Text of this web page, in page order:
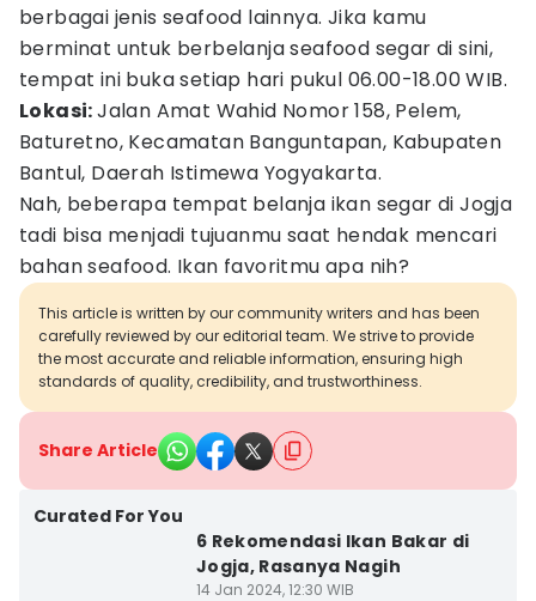
berbagai jenis seafood lainnya. Jika kamu
berminat untuk berbelanja seafood segar di sini,
tempat ini buka setiap hari pukul 06.00-18.00 WIB.
Lokasi:Jalan Amat Wahid Nomor 158, Pelem,
Baturetno, Kecamatan Banguntapan, Kabupaten
Bantul, Daerah Istimewa Yogyakarta.
Nah, beberapa tempat belanja ikan segar di Jogja
tadi bisa menjadi tujuanmu saat hendak mencari
bahan seafood. Ikan favoritmu apa nih?
This article is written by our community writers and has been
carefully reviewed by our editorial team. We strive to provide
the most accurate and reliable information, ensuring high
standards of quality, credibility, and trustworthiness.
Share Article
Curated For You
6 Rekomendasi Ikan Bakar di
Jogja, Rasanya Nagih
14 Jan 2024, 12:30 WIB